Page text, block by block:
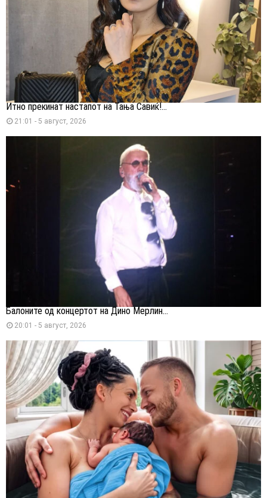
Итно прекинат настапот на Тања Савиќ!...
21:01 - 5 август, 2026
Балоните од концертот на Дино Мерлин...
20:01 - 5 август, 2026